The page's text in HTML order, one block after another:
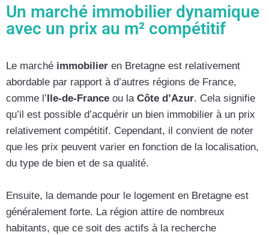
Un marché immobilier dynamique
avec un prix au m² compétitif
Le marché immobilier en Bretagne est relativement
abordable par rapport à d’autres régions de France,
comme l’Ile-de-France ou la Côte d’Azur. Cela signifie
qu’il est possible d’acquérir un bien immobilier à un prix
relativement compétitif. Cependant, il convient de noter
que les prix peuvent varier en fonction de la localisation,
du type de bien et de sa qualité.
Ensuite, la demande pour le logement en Bretagne est
généralement forte. La région attire de nombreux
habitants, que ce soit des actifs à la recherche